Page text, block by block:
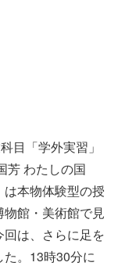
目「学外実習」
芳 わたしの国
本物体験型の授
館・美術館で見
は、さらに足を
。13時30分に